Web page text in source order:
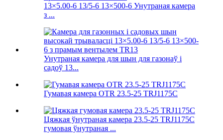
13×5.00-6 13/5-6 13×500-6 Унутраная камера
з ...
Унутраная камера для шын для газонаў і
садоў 13...
Гумавая камера OTR 23.5-25 TRJ1175C
Цяжкая ўнутраная камера 23.5-25 TRJ1175C
гумовая ўнутраная ...